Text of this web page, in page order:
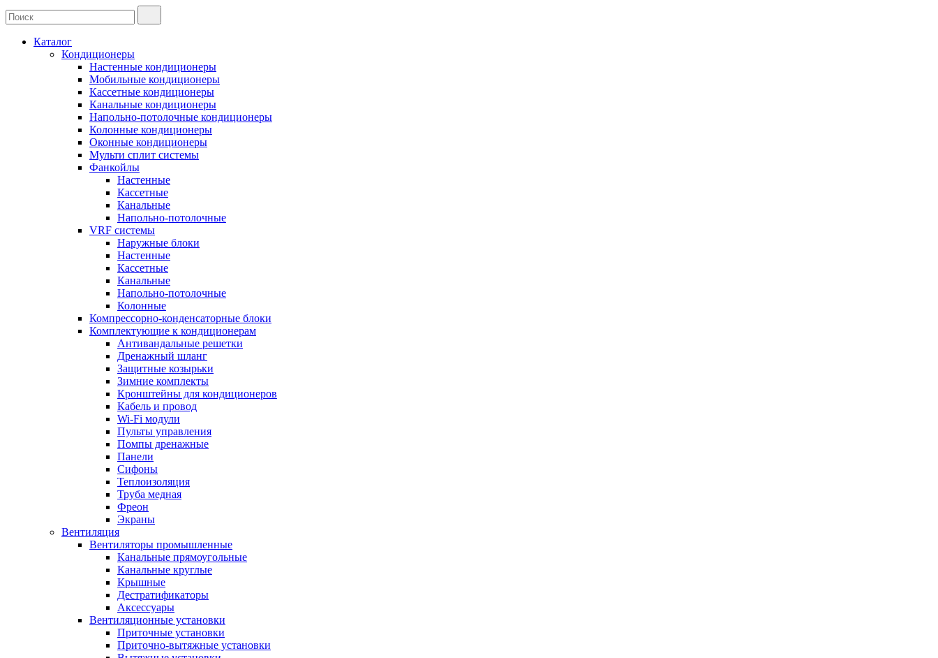
Каталог
Кондиционеры
Настенные кондиционеры
Мобильные кондиционеры
Кассетные кондиционеры
Канальные кондиционеры
Напольно-потолочные кондиционеры
Колонные кондиционеры
Оконные кондиционеры
Мульти сплит системы
Фанкойлы
Настенные
Кассетные
Канальные
Напольно-потолочные
VRF системы
Наружные блоки
Настенные
Кассетные
Канальные
Напольно-потолочные
Колонные
Компрессорно-конденсаторные блоки
Комплектующие к кондиционерам
Антивандальные решетки
Дренажный шланг
Защитные козырьки
Зимние комплекты
Кронштейны для кондиционеров
Кабель и провод
Wi-Fi модули
Пульты управления
Помпы дренажные
Панели
Сифоны
Теплоизоляция
Труба медная
Фреон
Экраны
Вентиляция
Вентиляторы промышленные
Канальные прямоугольные
Канальные круглые
Крышные
Дестратификаторы
Аксессуары
Вентиляционные установки
Приточные установки
Приточно-вытяжные установки